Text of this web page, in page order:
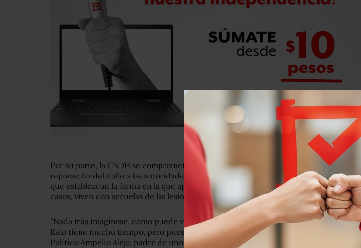
Por su parte, la CNDH se comprometió a enviar un documento con indicadores de
reparación del daño a las autoridades del gobierno de Michoacán y del Ejército, para
que establezcan la forma en la que apoyarán a las víctimas, quienes, en algunos
casos, viven con secuelas de las lesiones por disparos que recibieron.
“Nada más imagínese, cómo puede vivir uno… en la parte económica, en lo físico.
Esto tiene mucho tiempo, pero pues no se olvida”, dijo en entrevista con Animal
Político Ampelio Alejo, padre de uno de los lesionados en el ataque.